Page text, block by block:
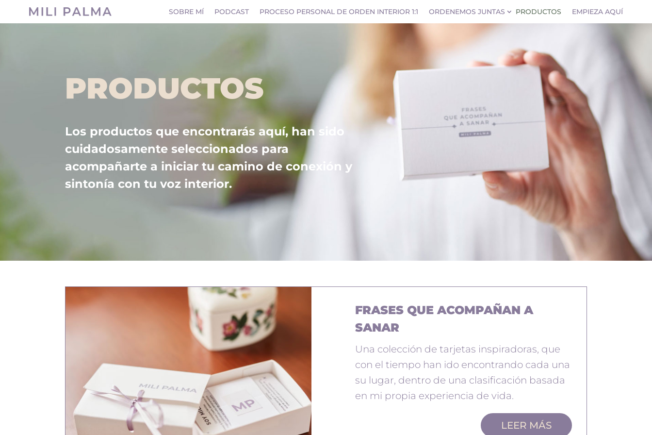
SOBRE MÍ PODCAST PROCESO PERSONAL DE ORDEN INTERIOR 1:1 ORDENEMOS JUNTAS PRODUCTOS EMPIEZA AQUÍ
PRODUCTOS
Los productos que encontrarás aquí, han sido
cuidadosamente seleccionados para
acompañarte a iniciar tu camino de conexión y
sintonía con tu voz interior.
FRASES QUE ACOMPAÑAN A
SANAR
Una colección de tarjetas inspiradoras, que
con el tiempo han ido encontrando cada una
su lugar, dentro de una clasificación basada
en mi propia experiencia de vida.
LEER MÁS